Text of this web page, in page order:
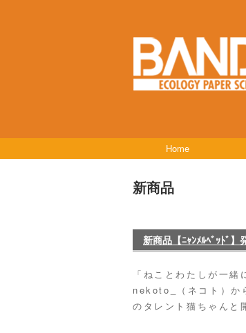
Home
新商品
新商品【ﾆｬﾝﾒﾙﾍﾞｯﾄﾞ】
「ねことわたしが一
nekoto_（ネコト）か
のタレント猫ちゃん